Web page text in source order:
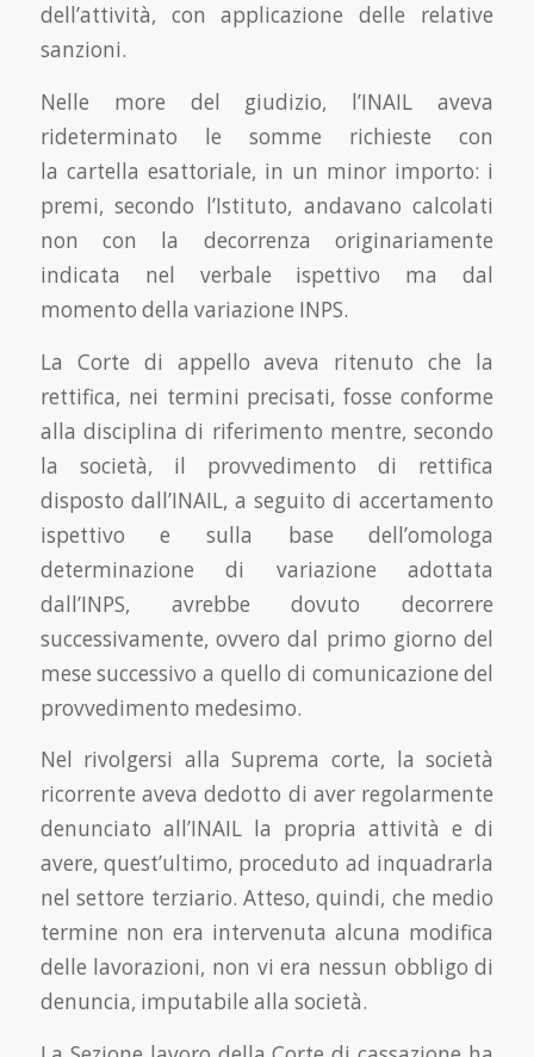
dell’attività, con applicazione delle relative
sanzioni.
Nelle more del giudizio, l’INAIL aveva
rideterminato le somme richieste con
la cartella esattoriale, in un minor importo: i
premi, secondo l’Istituto, andavano calcolati
non con la decorrenza originariamente
indicata nel verbale ispettivo ma dal
momento della variazione INPS.
La Corte di appello aveva ritenuto che la
rettifica, nei termini precisati, fosse conforme
alla disciplina di riferimento mentre, secondo
la società, il provvedimento di rettifica
disposto dall’INAIL, a seguito di accertamento
ispettivo e sulla base dell’omologa
determinazione di variazione adottata
dall’INPS, avrebbe dovuto decorrere
successivamente, ovvero dal primo giorno del
mese successivo a quello di comunicazione del
provvedimento medesimo.
Nel rivolgersi alla Suprema corte, la società
ricorrente aveva dedotto di aver regolarmente
denunciato all’INAIL la propria attività e di
avere, quest’ultimo, proceduto ad inquadrarla
nel settore terziario. Atteso, quindi, che medio
termine non era intervenuta alcuna modifica
delle lavorazioni, non vi era nessun obbligo di
denuncia, imputabile alla società.